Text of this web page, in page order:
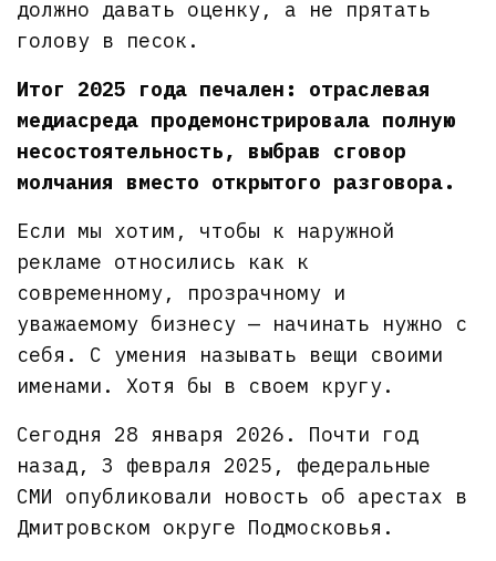
должно давать оценку, а не прятать
голову в песок.
Итог 2025 года печален: отраслевая
медиасреда продемонстрировала полную
несостоятельность, выбрав сговор
молчания вместо открытого разговора.
Если мы хотим, чтобы к наружной
рекламе относились как к
современному, прозрачному и
уважаемому бизнесу — начинать нужно с
себя. С умения называть вещи своими
именами. Хотя бы в своем кругу.
Сегодня 28 января 2026. Почти год
назад, 3 февраля 2025, федеральные
СМИ опубликовали новость об арестах в
Дмитровском округе Подмосковья.